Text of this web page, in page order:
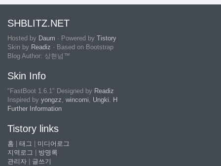
SHBLITZ.NET
Hosted by Daum · Powered by
Tistory
Skin by Readiz · Based on Bootstrap
Blog Author: 상현넘™
Skin Info
"FastBoot 1.6.1" Designed by Readiz
Inspired by yongzz, wincomi, Ungki. H
Further Information
Tistory links
홈 태그
미디어로그
지역로그
방명록
관리자
글쓰기